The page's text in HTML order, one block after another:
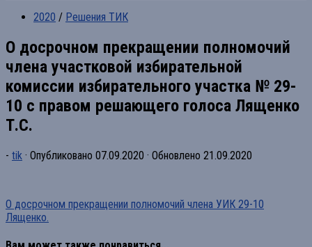
2020 / Решения ТИК
О досрочном прекращении полномочий
члена участковой избирательной
комиссии избирательного участка № 29-
10 с правом решающего голоса Лященко
Т.С.
- tik · Опубликовано 07.09.2020 · Обновлено 21.09.2020
О досрочном прекращении полномочий члена УИК 29-10
Лященко.